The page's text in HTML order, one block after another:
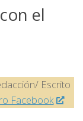
el
Escrito
Facebook